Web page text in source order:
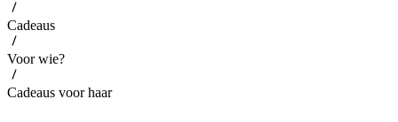
Cadeaus
Voor wie?
Cadeaus voor haar